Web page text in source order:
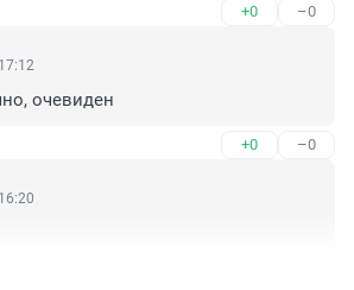
+0 –0
очевиден
+0 –0